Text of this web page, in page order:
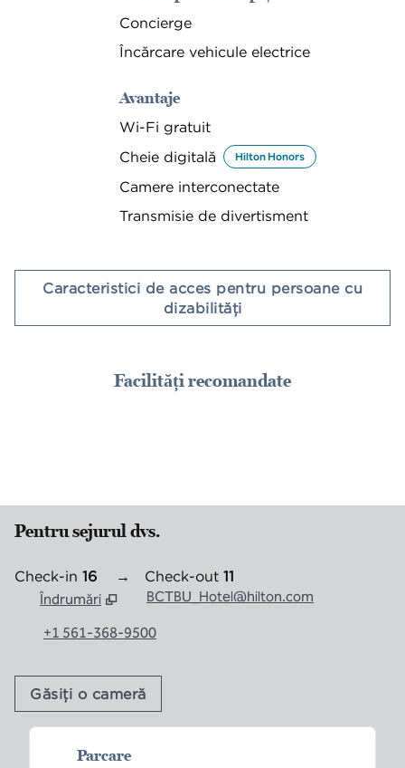
Concierge
Încărcare vehicule electrice
Avantaje
Wi-Fi gratuit
Cheie digitală
Hilton Honors
Camere interconectate
Transmisie de divertisment
Caracteristici de acces pentru persoane cu
dizabilităţi
Facilități recomandate
PISCINĂ
Pentru sejurul dvs.
Check-in 16 → Check-out 11
Îndrumări
Deschide o filă nouă
BCTBU_Hotel@hilton.com
+1 561-368-9500
Găsiți o cameră
Parcare